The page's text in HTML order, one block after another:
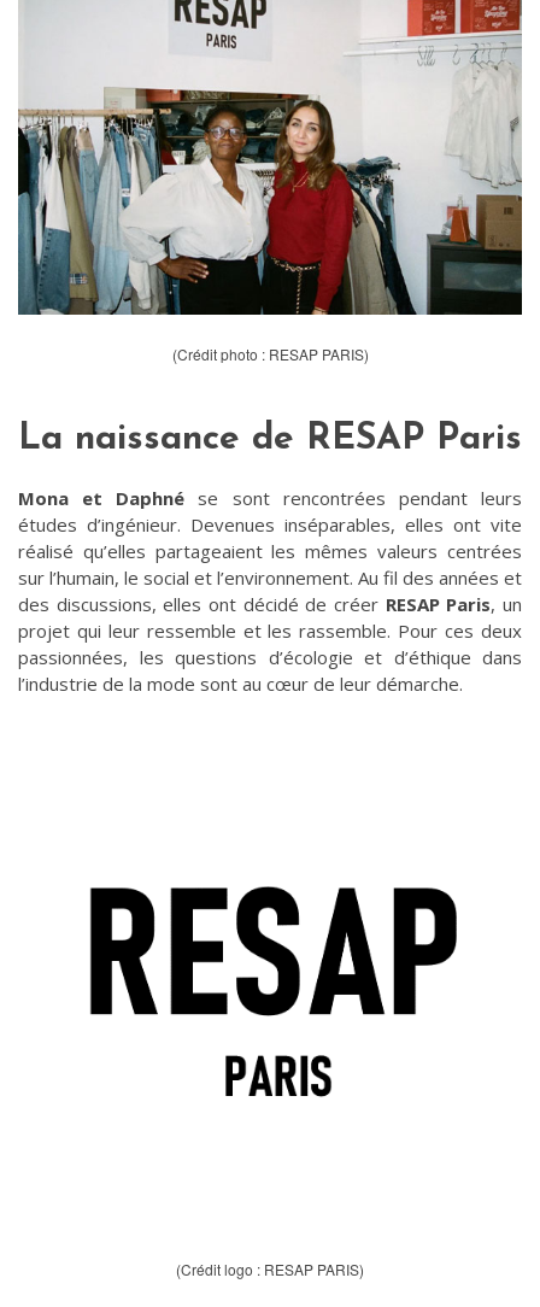
(Crédit photo : RESAP PARIS)
La naissance de RESAP Paris
Mona et Daphné se sont rencontrées pendant leurs
études d’ingénieur. Devenues inséparables, elles ont vite
réalisé qu’elles partageaient les mêmes valeurs centrées
sur l’humain, le social et l’environnement. Au fil des années et
des discussions, elles ont décidé de créer RESAP Paris, un
projet qui leur ressemble et les rassemble. Pour ces deux
passionnées, les questions d’écologie et d’éthique dans
l’industrie de la mode sont au cœur de leur démarche.
(Crédit logo : RESAP PARIS)